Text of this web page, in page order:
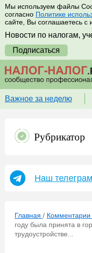
Мы используем файлы
согласно Политике
сайте, Вы соглашаетесь с
Новости по налогам,
Подписаться
Важное за неделю
Рубрикатор
Наш
Главная / Комментарии
году была принята в
трудоустройстве...